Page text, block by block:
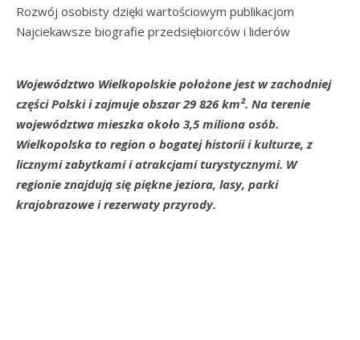
Rozwój osobisty dzięki wartościowym publikacjom
Najciekawsze biografie przedsiębiorców i liderów
Województwo Wielkopolskie położone jest w zachodniej
części Polski i zajmuje obszar 29 826 km². Na terenie
województwa mieszka około 3,5 miliona osób.
Wielkopolska to region o bogatej historii i kulturze, z
licznymi zabytkami i atrakcjami turystycznymi. W
regionie znajdują się piękne jeziora, lasy, parki
krajobrazowe i rezerwaty przyrody.